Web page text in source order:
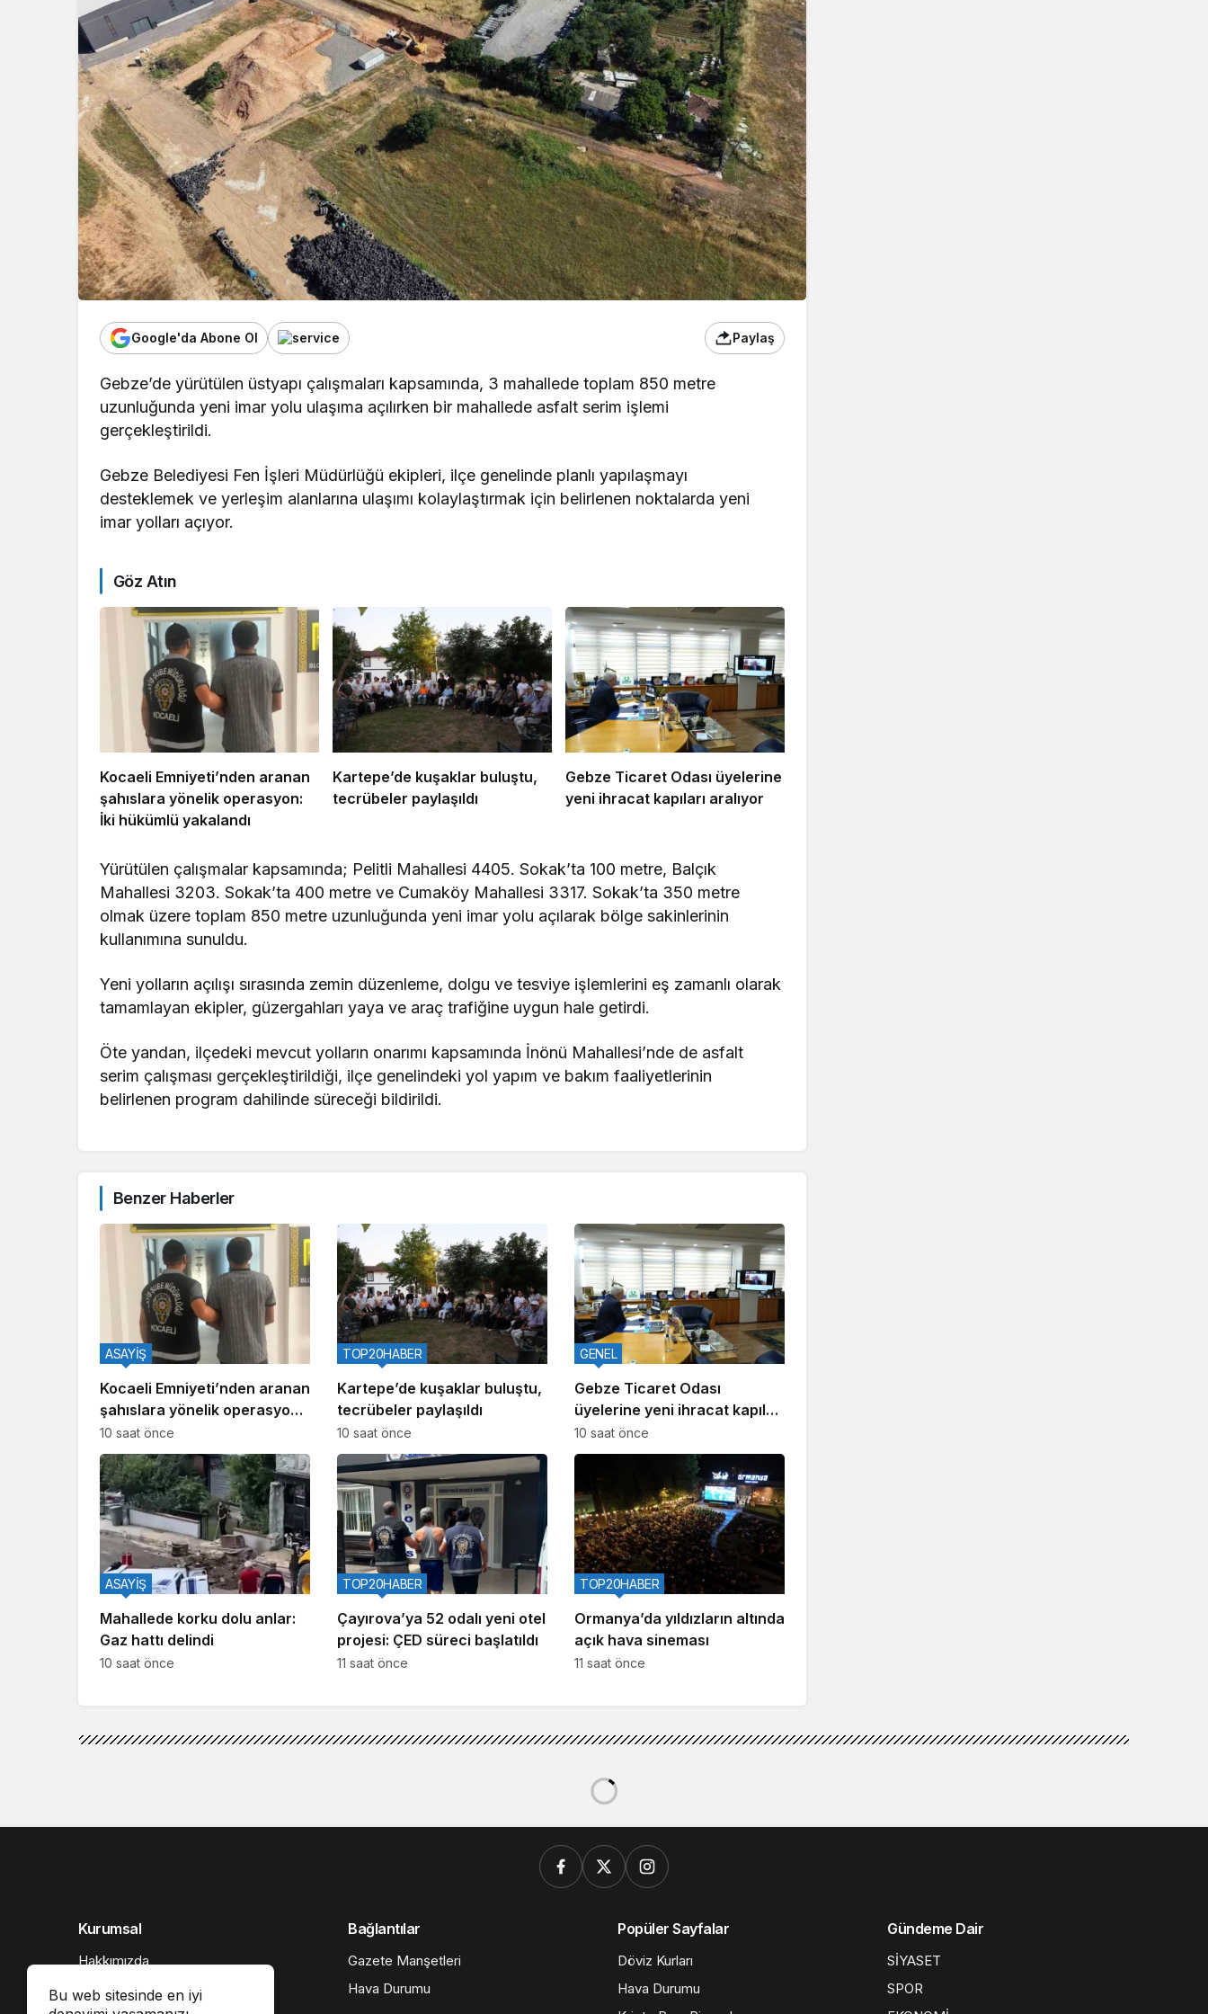
Google'da Abone Ol Paylaş
Gebze’de yürütülen üstyapı çalışmaları kapsamında, 3 mahallede toplam 850 metre
uzunluğunda yeni imar yolu ulaşıma açılırken bir mahallede asfalt serim işlemi
gerçekleştirildi.
Gebze Belediyesi Fen İşleri Müdürlüğü ekipleri, ilçe genelinde planlı yapılaşmayı
desteklemek ve yerleşim alanlarına ulaşımı kolaylaştırmak için belirlenen noktalarda yeni
imar yolları açıyor.
Göz Atın
Kocaeli Emniyeti’nden aranan
şahıslara yönelik operasyon:
İki hükümlü yakalandı
Kartepe’de kuşaklar buluştu,
tecrübeler paylaşıldı
Gebze Ticaret Odası üyelerine
yeni ihracat kapıları aralıyor
Yürütülen çalışmalar kapsamında; Pelitli Mahallesi 4405. Sokak’ta 100 metre, Balçık
Mahallesi 3203. Sokak’ta 400 metre ve Cumaköy Mahallesi 3317. Sokak’ta 350 metre
olmak üzere toplam 850 metre uzunluğunda yeni imar yolu açılarak bölge sakinlerinin
kullanımına sunuldu.
Yeni yolların açılışı sırasında zemin düzenleme, dolgu ve tesviye işlemlerini eş zamanlı olarak
tamamlayan ekipler, güzergahları yaya ve araç trafiğine uygun hale getirdi.
Öte yandan, ilçedeki mevcut yolların onarımı kapsamında İnönü Mahallesi’nde de asfalt
serim çalışması gerçekleştirildiği, ilçe genelindeki yol yapım ve bakım faaliyetlerinin
belirlenen program dahilinde süreceği bildirildi.
Benzer Haberler
Kocaeli Emniyeti’nden aranan
şahıslara yönelik operasyon:
İki hükümlü yakalandı
ASAYİŞ
10 saat önce
Kartepe’de kuşaklar buluştu,
tecrübeler paylaşıldı
TOP20HABER
10 saat önce
Gebze Ticaret Odası
üyelerine yeni ihracat kapıları
aralıyor
GENEL
10 saat önce
Mahallede korku dolu anlar:
Gaz hattı delindi
ASAYİŞ
10 saat önce
Çayırova’ya 52 odalı yeni otel
projesi: ÇED süreci başlatıldı
TOP20HABER
11 saat önce
Ormanya’da yıldızların altında
açık hava sineması
TOP20HABER
11 saat önce
Bu web sitesinde en iyi
Kurumsal
Hakkımızda
İletişim
Bağlantılar
Gazete Manşetleri
Hava Durumu
Popüler Sayfalar
Döviz Kurları
Hava Durumu
Gündeme Dair
SİYASET
SPOR